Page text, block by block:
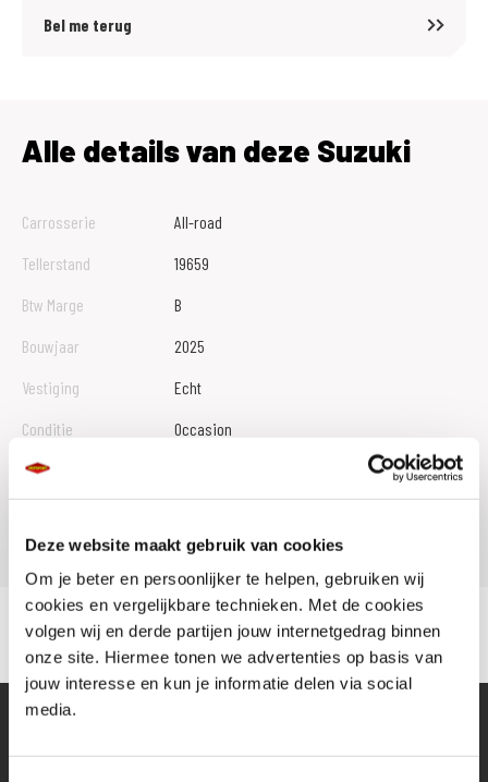
Deze website maakt gebruik van cookies
Om je beter en persoonlijker te helpen, gebruiken wij
cookies en vergelijkbare technieken. Met de cookies
volgen wij en derde partijen jouw internetgedrag binnen
onze site. Hiermee tonen we advertenties op basis van
jouw interesse en kun je informatie delen via social
media.
Bel me terug
Alle details van deze Suzuki
Carrosserie
All-road
Tellerstand
19659
Btw Marge
B
Bouwjaar
2025
Vestiging
Echt
Conditie
Occasion
Rijbewijs type